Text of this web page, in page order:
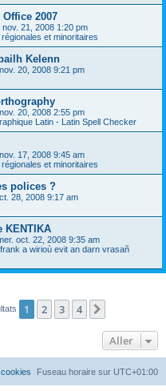
2007
nov. 21, 2008 1:20 pm
et minoritaires
Kelenn
20, 2008 9:21 pm
20, 2008 2:55 pm
Latin - Latin Spell Checker
17, 2008 9:45 am
et minoritaires
polices ?
28, 2008 9:17 am
KENTIKA
oct. 22, 2008 9:35 am
a wirioù evit an darn vrasañ
1 2 3 4
Aller
Fuseau horaire sur UTC+01:00